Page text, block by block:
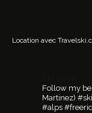
Location avec
Follow my
Martinez)
#alps